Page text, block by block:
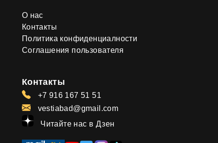
О нас
Контакты
Политика конфиденциалности
Соглашения пользователя
Контакты
+7 916 167 51 51
vestiabad@gmail.com
Читайте нас в Дзен